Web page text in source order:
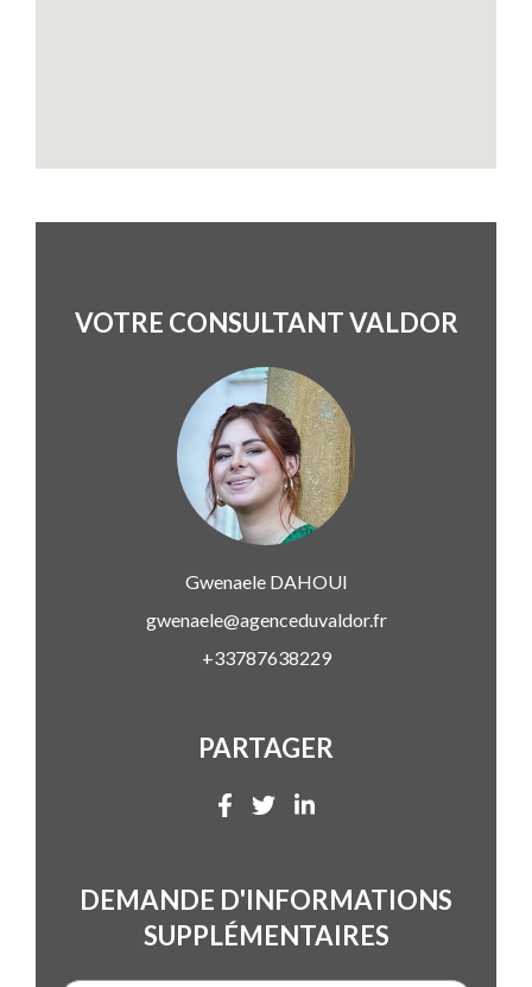
VOTRE CONSULTANT VALDOR
GwenaeleDAHOUI
gwenaele@agenceduvaldor.fr
+33787638229
PARTAGER
DEMANDE D'INFORMATIONS
SUPPLÉMENTAIRES